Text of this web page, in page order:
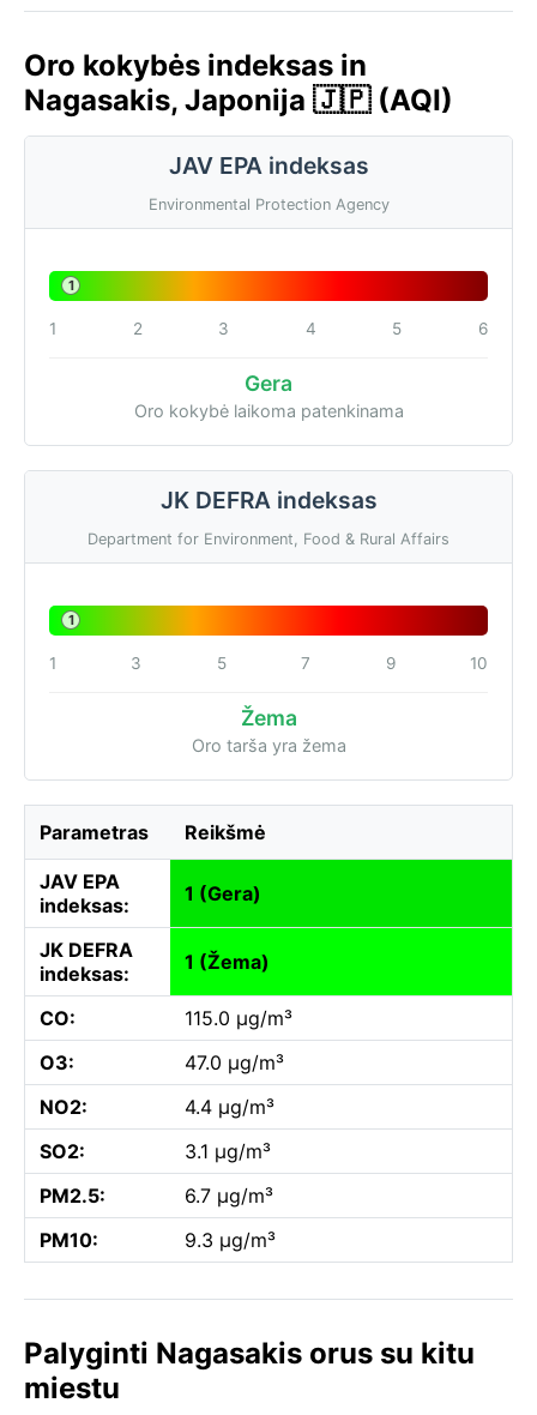
Oro kokybės indeksas in
Nagasakis, Japonija 🇯🇵 (AQI)
JAV EPA indeksas
Environmental Protection Agency
1
1 2 3 4 5 6
Gera
Oro kokybė laikoma patenkinama
JK DEFRA indeksas
Department for Environment, Food & Rural Affairs
1
1 3 5 7 9 10
Žema
Oro tarša yra žema
Parametras Reikšmė
JAV EPA
indeksas:
1 (Gera)
JK DEFRA
indeksas:
1 (Žema)
CO:
115.0 µg/m³
O3:
47.0 µg/m³
NO2:
4.4 µg/m³
SO2:
3.1 µg/m³
PM2.5:
6.7 µg/m³
PM10:
9.3 µg/m³
Palyginti Nagasakis orus su kitu
miestu